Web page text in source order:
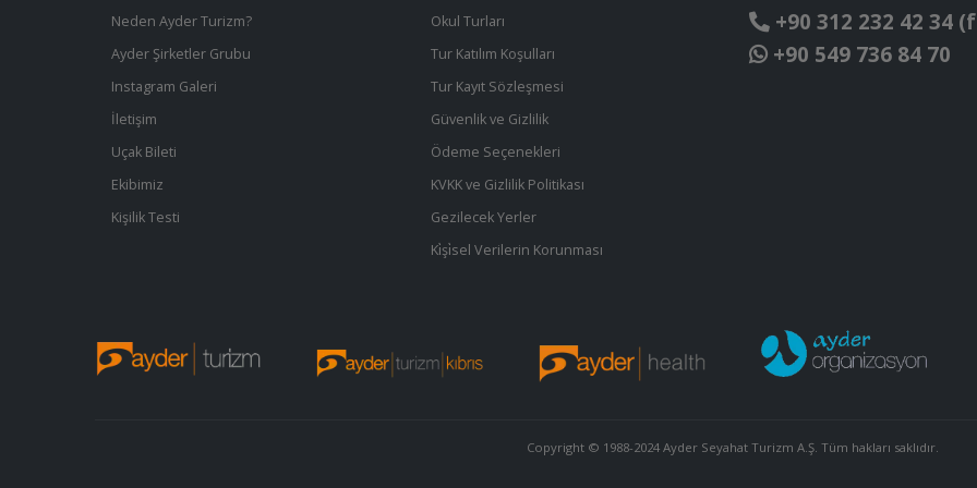
Neden Ayder Turizm?
Ayder Şirketler Grubu
Instagram Galeri
İletişim
Uçak Bileti
Ekibimiz
Kişilik Testi
Okul Turları
Tur Katılım Koşulları
Tur Kayıt Sözleşmesi
Güvenlik ve Gizlilik
Ödeme Seçenekleri
KVKK ve Gizlilik Politikası
Gezilecek Yerler
Ki̇şi̇sel Verilerin Korunması
+90 312 232 42 34
+90 549 736 84 70
Copyright © 1988-2024 Ayder Seyahat Turizm A.Ş. Tüm hakları saklıdır.